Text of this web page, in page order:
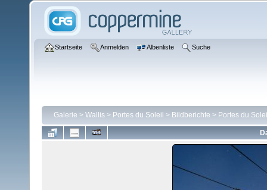
Startseite Anmelden Albenliste Suche
Galerie > Wallis > Portes du Soleil > Bildberichte > Portes du